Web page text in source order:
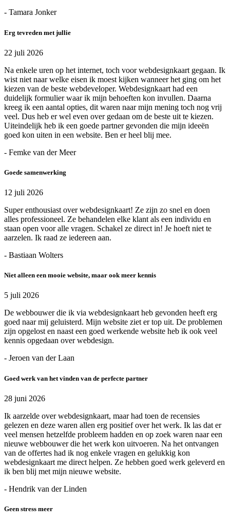
- Tamara Jonker
Erg tevreden met jullie
22 juli 2026
Na enkele uren op het internet, toch voor webdesignkaart gegaan. Ik
wist niet naar welke eisen ik moest kijken wanneer het ging om het
kiezen van de beste webdeveloper. Webdesignkaart had een
duidelijk formulier waar ik mijn behoeften kon invullen. Daarna
kreeg ik een aantal opties, dit waren naar mijn mening toch nog vrij
veel. Dus heb er wel even over gedaan om de beste uit te kiezen.
Uiteindelijk heb ik een goede partner gevonden die mijn ideeën
goed kon uiten in een website. Ben er heel blij mee.
- Femke van der Meer
Goede samenwerking
12 juli 2026
Super enthousiast over webdesignkaart! Ze zijn zo snel en doen
alles professioneel. Ze behandelen elke klant als een individu en
staan open voor alle vragen. Schakel ze direct in! Je hoeft niet te
aarzelen. Ik raad ze iedereen aan.
- Bastiaan Wolters
Niet alleen een mooie website, maar ook meer kennis
5 juli 2026
De webbouwer die ik via webdesignkaart heb gevonden heeft erg
goed naar mij geluisterd. Mijn website ziet er top uit. De problemen
zijn opgelost en naast een goed werkende website heb ik ook veel
kennis opgedaan over webdesign.
- Jeroen van der Laan
Goed werk van het vinden van de perfecte partner
28 juni 2026
Ik aarzelde over webdesignkaart, maar had toen de recensies
gelezen en deze waren allen erg positief over het werk. Ik las dat er
veel mensen hetzelfde probleem hadden en op zoek waren naar een
nieuwe webbouwer die het werk kon uitvoeren. Na het ontvangen
van de offertes had ik nog enkele vragen en gelukkig kon
webdesignkaart me direct helpen. Ze hebben goed werk geleverd en
ik ben blij met mijn nieuwe website.
- Hendrik van der Linden
Geen stress meer